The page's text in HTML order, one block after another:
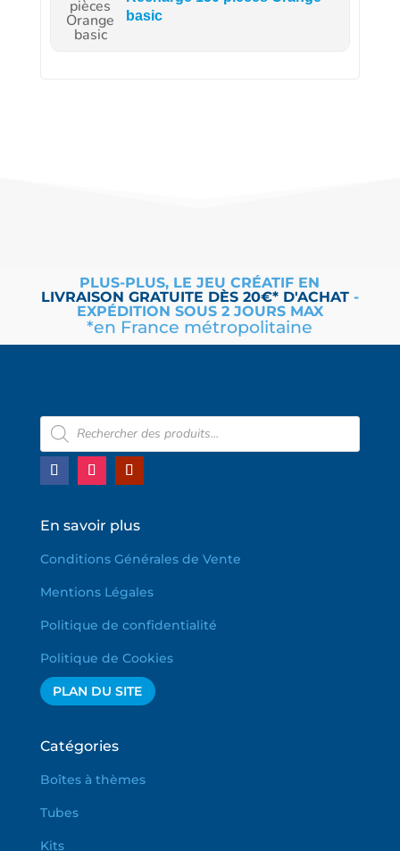
basic
PLUS-PLUS, LE JEU CRÉATIF EN
LIVRAISON GRATUITE DÈS 20€* D'ACHAT -
EXPÉDITION SOUS 2 JOURS MAX
*en France métropolitaine
Recherche
de
produits
En savoir plus
Conditions Générales de Vente
Mentions Légales
Politique de confidentialité
Politique de Cookies
PLAN DU SITE
Catégories
Boîtes à thèmes
Tubes
Kits